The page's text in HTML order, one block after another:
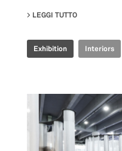
LEGGI TUTTO
Exhibition Interiors